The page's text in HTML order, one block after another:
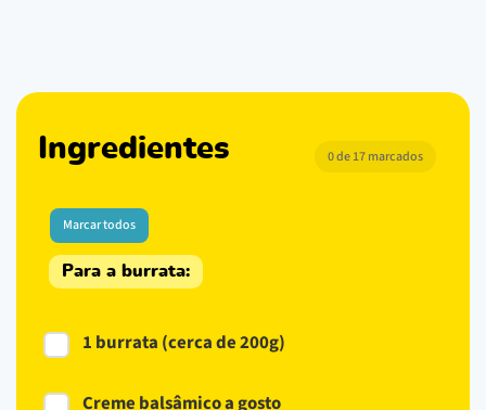
Ingredientes 0 de 17 marcados
Marcar todos
Para a burrata:
1 burrata (cerca de 200g)
Creme balsâmico a gosto